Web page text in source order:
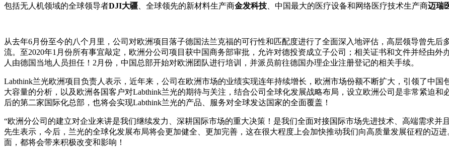
包括无人机领域的全球领导者DJI大疆 、全球领先的新材料生产商金发科技 、中国最大的医疗设备和网络医疗技术生产商迈瑞
从去年6月份至今的八个月里，公司对欧洲项目落子德国法兰克福的可行性和匹配度进行了全面深入地评估，高层领导曾先
流。至2020年1月份所有事宜敲定，欧洲分公司项目获中国商务部审批，允许对德投资成立子公司；相关证书和文件并经由
人由德国当地人员担任！2月份，中国总部开始对欧洲团队进行培训，并派员前往德国办理企业注册登记的相关手续。
Labthink兰光欧洲项目负责人表示，近年来，公司在欧洲市场的业绩实现连年持续增长，欧洲市场份额不断扩大，引领了中
大容量的分析，以及欧洲各国客户对Labthink兰光的期待与关注，结合公司全球化发展战略布局，设立欧洲公司是非常紧迫
后的第二家国际化总部，也将会实现Labthink兰光的产品、服务对全球发达国家的全面覆盖！
“欧洲分公司的建立对企业来讲是我们继续发力、深耕国际市场的重大决策！是我们全面对接国际市场先进技术、高端需求并
先生表示，今后，兰光的全球化发展布局将会更加健全、更加完善，这在很大程度上会加快推动我们向高质量发展征程的迈
面，都将会带来积极改变和影响！